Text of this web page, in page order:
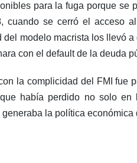
para la fuga porque
cuando se cerró el acceso
modelo macrista los llevó
con el default de la deuda
la complicidad del FMI fue
había perdido no solo
la política económica